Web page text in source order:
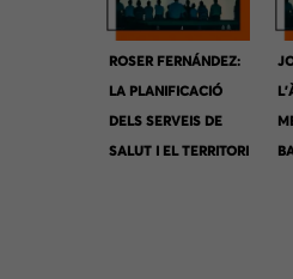
ROSER FERNÁNDEZ:
LA PLANIFICACIÓ
DELS SERVEIS DE
SALUT I EL TERRITORI